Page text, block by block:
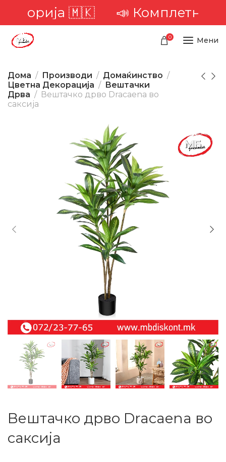
🇲🇰📣 Комплетна
0 Мени
Дома Производи
Домаќинство
Цветна Декорација
Вештачки
Дрва
Вештачко дрво Dracaena во
саксија
Вештачко дрво Dracaena во
саксија